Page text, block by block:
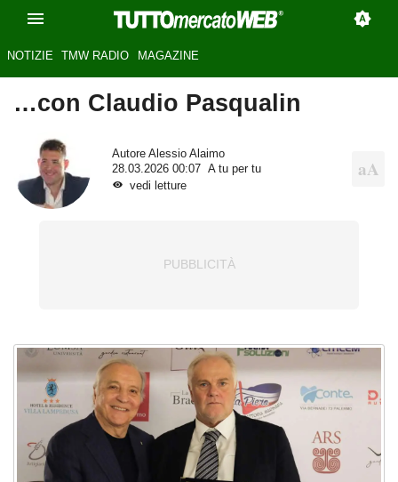
NOTIZIE TMW RADIO MAGAZINE
…con Claudio Pasqualin
Autore Alessio Alaimo
28.03.2026 00:07
A tu per tu
vedi letture